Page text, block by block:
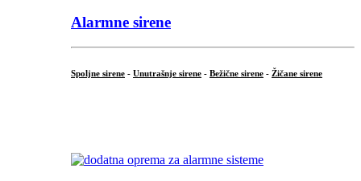
Alarmne sirene
Spoljne sirene - Unutrašnje sirene - Bežične sirene - Žičane sirene